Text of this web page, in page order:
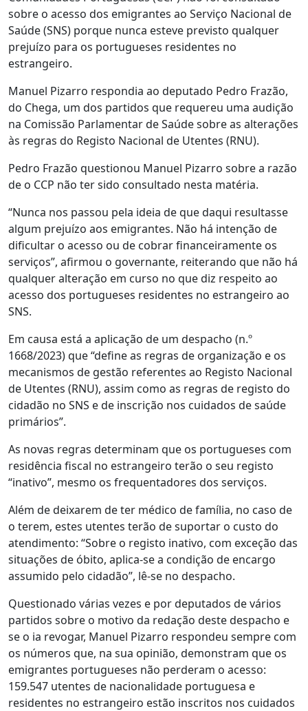
sobre o acesso dos emigrantes ao Serviço Nacional de
Saúde (SNS) porque nunca esteve previsto qualquer
prejuízo para os portugueses residentes no
estrangeiro.
Manuel Pizarro respondia ao deputado Pedro Frazão,
do Chega, um dos partidos que requereu uma audição
na Comissão Parlamentar de Saúde sobre as alterações
às regras do Registo Nacional de Utentes (RNU).
Pedro Frazão questionou Manuel Pizarro sobre a razão
de o CCP não ter sido consultado nesta matéria.
“Nunca nos passou pela ideia de que daqui resultasse
algum prejuízo aos emigrantes. Não há intenção de
dificultar o acesso ou de cobrar financeiramente os
serviços”, afirmou o governante, reiterando que não há
qualquer alteração em curso no que diz respeito ao
acesso dos portugueses residentes no estrangeiro ao
SNS.
Em causa está a aplicação de um despacho (n.º
1668/2023) que “define as regras de organização e os
mecanismos de gestão referentes ao Registo Nacional
de Utentes (RNU), assim como as regras de registo do
cidadão no SNS e de inscrição nos cuidados de saúde
primários”.
As novas regras determinam que os portugueses com
residência fiscal no estrangeiro terão o seu registo
“inativo”, mesmo os frequentadores dos serviços.
Além de deixarem de ter médico de família, no caso de
o terem, estes utentes terão de suportar o custo do
atendimento: “Sobre o registo inativo, com exceção das
situações de óbito, aplica-se a condição de encargo
assumido pelo cidadão”, lê-se no despacho.
Questionado várias vezes e por deputados de vários
partidos sobre o motivo da redação deste despacho e
se o ia revogar, Manuel Pizarro respondeu sempre com
os números que, na sua opinião, demonstram que os
emigrantes portugueses não perderam o acesso:
159.547 utentes de nacionalidade portuguesa e
residentes no estrangeiro estão inscritos nos cuidados